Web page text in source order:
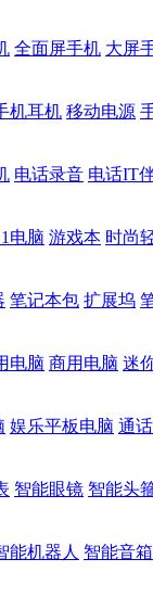
全面屏手机 大屏
机耳机 移动电源
电话录音 电话IT
电脑 游戏本 时尚
笔记本包 扩展坞
电脑 商用电脑 迷
娱乐平板电脑 通
智能眼镜 智能头
能机器人 智能音箱